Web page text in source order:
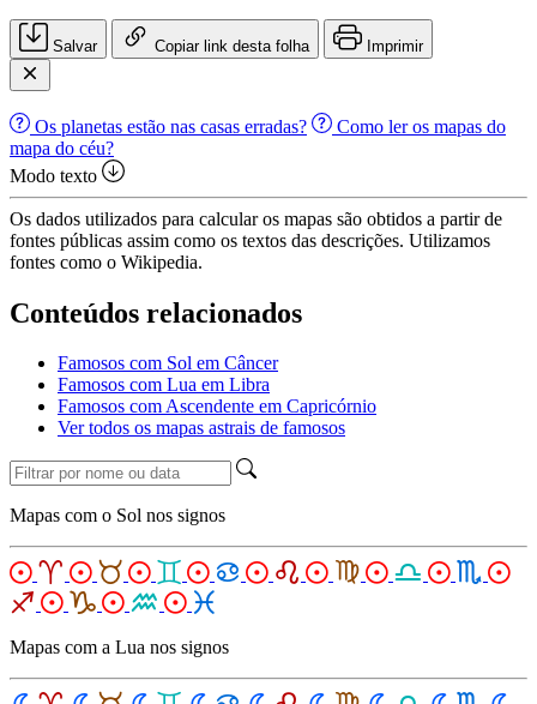
Salvar Copiar link desta folha Imprimir
Os planetas estão nas casas erradas?
Como ler os mapas do
mapa do céu?
Modo texto
Os dados utilizados para calcular os mapas são obtidos a partir de
fontes públicas assim como os textos das descrições. Utilizamos
fontes como o Wikipedia.
Conteúdos relacionados
Famosos com Sol em Câncer
Famosos com Lua em Libra
Famosos com Ascendente em Capricórnio
Ver todos os mapas astrais de famosos
Mapas com o Sol nos signos
Mapas com a Lua nos signos